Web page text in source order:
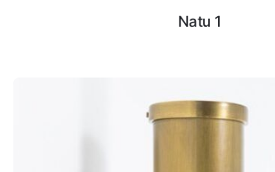
Natu 1